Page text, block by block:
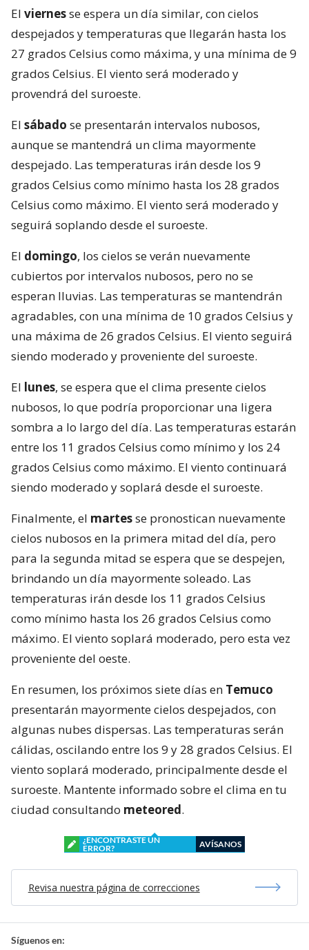
El viernesse espera un día similar, con cielos
despejados y temperaturas que llegarán hasta los
27 grados Celsius como máxima, y una mínima de 9
grados Celsius. El viento será moderado y
provendrá del suroeste.
El sábado se presentarán intervalos nubosos,
aunque se mantendrá un clima mayormente
despejado. Las temperaturas irán desde los 9
grados Celsius como mínimo hasta los 28 grados
Celsius como máximo. El viento será moderado y
seguirá soplando desde el suroeste.
El domingo, los cielos se verán nuevamente
cubiertos por intervalos nubosos, pero no se
esperan lluvias. Las temperaturas se mantendrán
agradables, con una mínima de 10 grados Celsius y
una máxima de 26 grados Celsius. El viento seguirá
siendo moderado y proveniente del suroeste.
El lunes, se espera que el clima presente cielos
nubosos, lo que podría proporcionar una ligera
sombra a lo largo del día. Las temperaturas estarán
entre los 11 grados Celsius como mínimo y los 24
grados Celsius como máximo. El viento continuará
siendo moderado y soplará desde el suroeste.
Finalmente, el martesse pronostican nuevamente
cielos nubosos en la primera mitad del día, pero
para la segunda mitad se espera que se despejen,
brindando un día mayormente soleado. Las
temperaturas irán desde los 11 grados Celsius
como mínimo hasta los 26 grados Celsius como
máximo. El viento soplará moderado, pero esta vez
proveniente del oeste.
En resumen, los próximos siete días en Temuco
presentarán mayormente cielos despejados, con
algunas nubes dispersas. Las temperaturas serán
cálidas, oscilando entre los 9 y 28 grados Celsius. El
viento soplará moderado, principalmente desde el
suroeste. Mantente informado sobre el clima en tu
ciudad consultando meteored.
¿ENCONTRASTE UN
ERROR?
AVÍSANOS
Revisa nuestra página de correcciones
Síguenos en: